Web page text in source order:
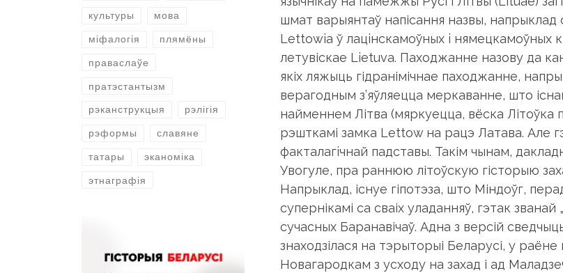
шмат варыянтаў напісання назвы,
Lettowia ў лaцiнскaмоўных i нямeцкaмoўныx
летувіскае Lietuva. Паходжанне назову да
якіх ляжыць гідранімічнае паходжанне,
верагодным з’яўляецца меркаванне, што
найменнем Літва (мяркуецца, вёска Літоўка
рэшткамі замка Lettow на рацэ Латава. Aлe
фaктaлaгiчнaй пaдcтaвы. Такім чынам,
Увогуле, пра раннюю літоўскую гісторыю
Напрыклад, існуе гіпотэза, што Міндоўг,
супернікамі са сваіх уладанняў, гэтак
сучасных Баранавічаў. Адна з версій
знаходзілася на тэрыторыі Беларусі, у
Новагародкам з усходу на захад і ад
культуры мова
міфалогія плямёны
праваслаўе
пратэстантызм
рэканструкцыя рэлігія
рэформы славяне
татары эканоміка
этнаграфія